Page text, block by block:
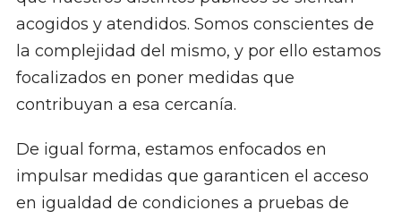
acogidos y atendidos. Somos conscientes de
la complejidad del mismo, y por ello estamos
focalizados en poner medidas que
contribuyan a esa cercanía.
De igual forma, estamos enfocados en
impulsar medidas que garanticen el acceso
en igualdad de condiciones a pruebas de